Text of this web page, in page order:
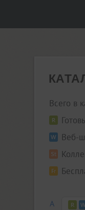
Всего в
Веб-
A